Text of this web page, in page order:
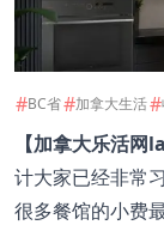
#BC省#加拿大生活#
【加拿大乐活
计大家已经非常
很多餐馆的小费